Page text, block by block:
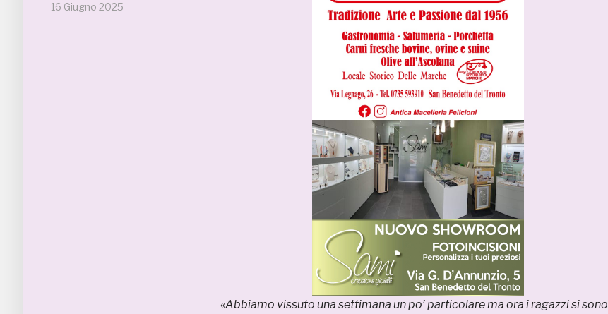
16 Giugno 2025
«Abbiamo vissuto una settimana un po’ particolare ma ora i ragazzi si sono